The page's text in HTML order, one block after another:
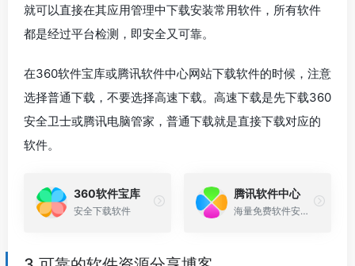
就可以直接在其应用管理中下载安装常用软件，所有软件
都是经过平台检测，即安全又可靠。
在360软件宝库或腾讯软件中心网站下载软件的时候，注意
选择普通下载，不要选择高速下载。高速下载是先下载360
安全卫士或腾讯电脑管家，普通下载就是直接下载对应的
软件。
360软件宝库
安全下载软件
腾讯软件中心
海量免费软件安全下